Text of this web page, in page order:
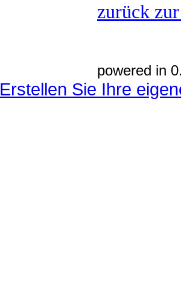
zurück
powered in
Erstellen Sie Ihre